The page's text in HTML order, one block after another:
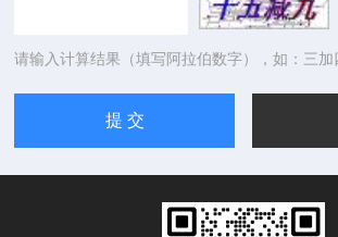
请输入计算结果（填写阿拉伯数字），如：三加